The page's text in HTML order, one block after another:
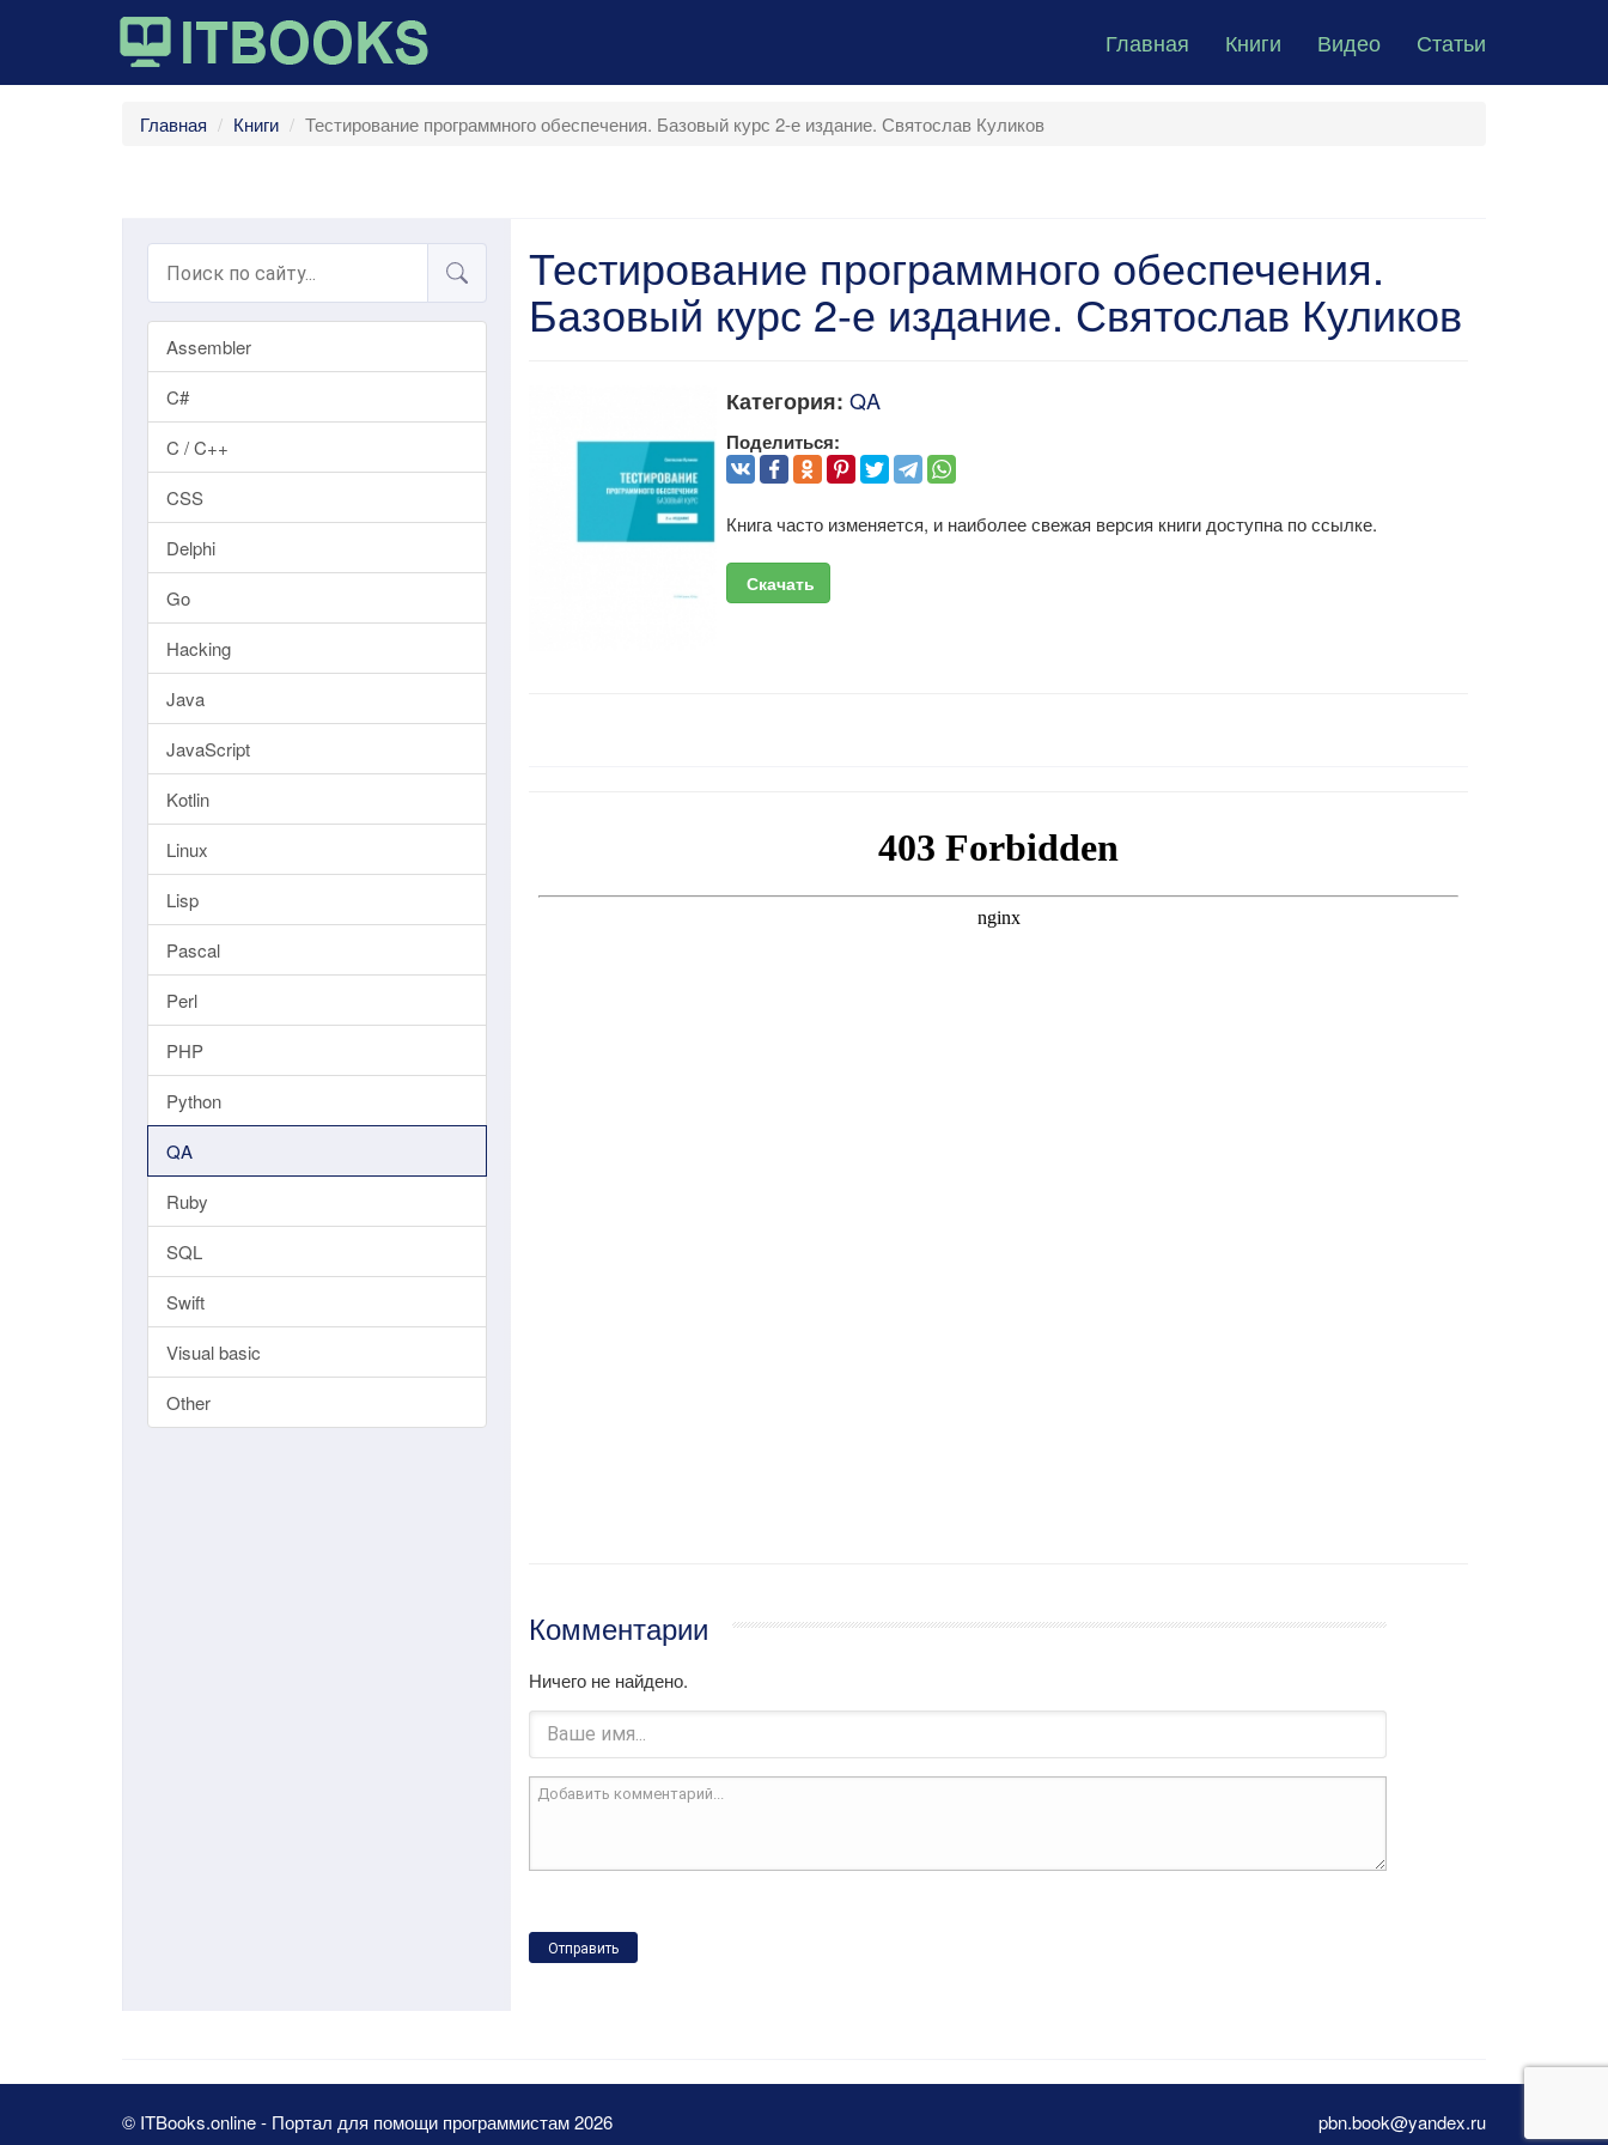
Главная Книги Видео Статьи
Главная Книги Тестирование программного обеспечения. Базовый курс 2-е издание. Святослав Куликов
Assembler
C#
C / C++
CSS
Delphi
Go
Hacking
Java
JavaScript
Kotlin
Linux
Lisp
Pascal
Perl
PHP
Python
QA
Ruby
SQL
Swift
Visual basic
Other
Тестирование программного обеспечения.
Базовый курс 2-е издание. Святослав Куликов
Категория: QA
Поделиться:
Книга часто изменяется, и наиболее свежая версия книги доступна по ссылке.
Скачать
Комментарии
Ничего не найдено.
Отправить
© ITBooks.online - Портал для помощи программистам 2026 pbn.book@yandex.ru